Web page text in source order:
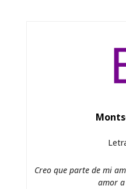
Creo que parte de mi
amor